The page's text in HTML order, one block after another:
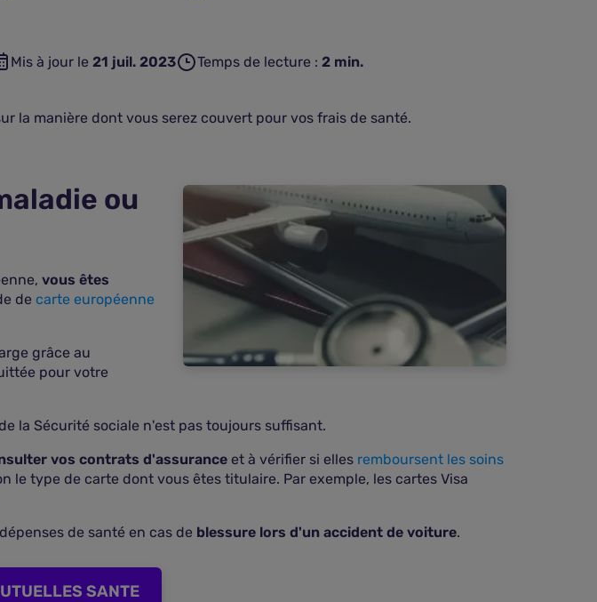
Mis à jour le 21 juil. 2023 Temps de lecture : 2 min.
la manière dont vous serez couvert pour vos frais de santé.
ou
vous êtes
de carte européenne
grâce au
pour votre
la Sécurité sociale n'est pas toujours suffisant.
vos contrats d'assurance et à vérifier si elles remboursent les soins
le type de carte dont vous êtes titulaire. Par exemple, les cartes Visa
de santé en cas de blessure lors d'un accident de voiture.
SANTE